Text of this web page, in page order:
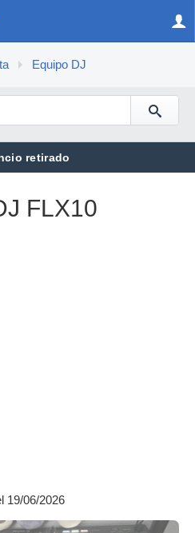
Equipo DJ
retirado
FLX10
19/06/2026